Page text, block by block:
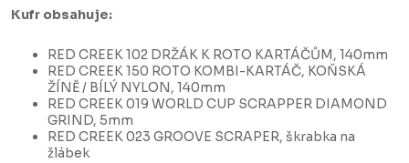
Kufr obsahuje:
RED CREEK 102 DRŽÁK K ROTO KARTÁČŮM, 140mm
RED CREEK 150 ROTO KOMBI-KARTÁČ, KOŇSKÁ
ŽÍNĚ / BÍLÝ NYLON, 140mm
RED CREEK 019 WORLD CUP SCRAPPER DIAMOND
GRIND, 5mm
RED CREEK 023 GROOVE SCRAPER, škrabka na
žlábek